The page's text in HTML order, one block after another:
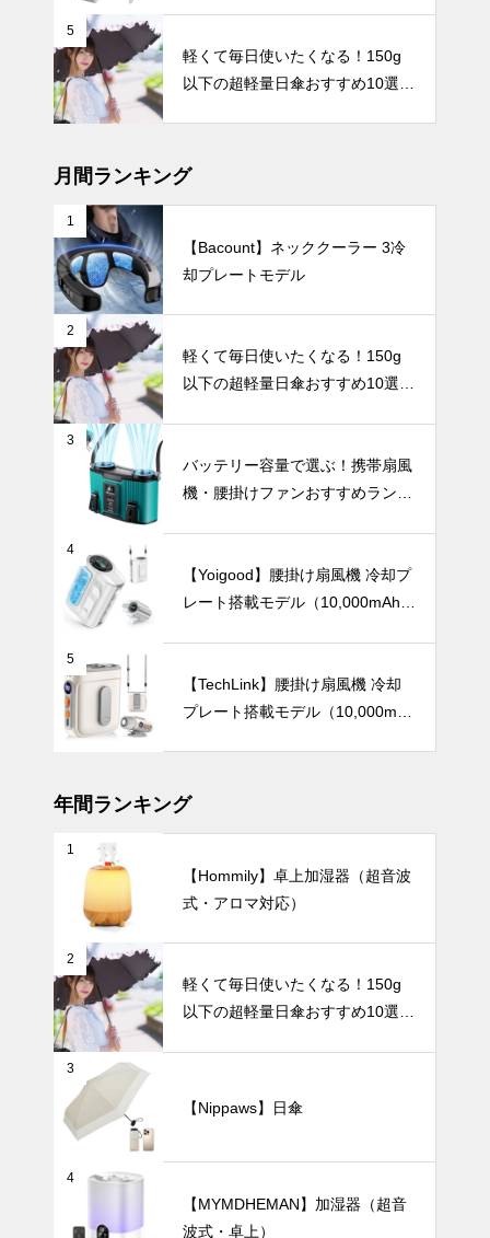
【2025年最
新版】暑い夏
も涼しく快適
に！冷却プレ
ディファンお
すすめ10選
UV・雨対策
くすみカラー
でさりげなく
紫外線対策。
おしゃれで上
品なニュアン
スカラーの日
傘おすすめ6
テーブルウェア
総まとめ！テ
ーブルウェア
で暮らしを彩
レクション。
テーブルウェア
北欧テイスト
のうつわで楽
しむ、おしゃ
れな「おうち
日に、小さな
癒やしのひと
ときを 〜
UV・雨対策
傘を畳む手間
から解放！閉
じるだけで簡
単に美しく収
納できる「形
状記憶日傘」
おすすめ5選
｜通勤やビジ
ネスにぴった
インテリア小物
やわらかな光
をまとう空間
づくり。白磁
の花瓶で演出
暮らし。
テーブルウェア
5
軽くて毎日使いたくなる！150g
以下の超軽量日傘おすすめ10選
月間ランキング
1
【Bacount】ネッククーラー 3冷
却プレートモデル
2
軽くて毎日使いたくなる！150g
以下の超軽量日傘おすすめ10選
3
バッテリー容量で選ぶ！携帯扇風
機・腰掛けファンおすすめランキ
4
【Yoigood】腰掛け扇風機 冷却プ
レート搭載モデル（10,000mAh・
5
【TechLink】腰掛け扇風機 冷却
プレート搭載モデル（10,000mA
年間ランキング
1
【Hommily】卓上加湿器（超音波
式・アロマ対応）
2
軽くて毎日使いたくなる！150g
以下の超軽量日傘おすすめ10選
3
【Nippaws】日傘
4
【MYMDHEMAN】加湿器（超音
波式・卓上）